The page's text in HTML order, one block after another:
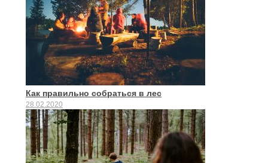
Как правильно собраться в лес
28.02.2020